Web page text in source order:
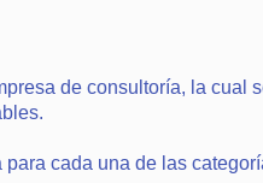
de consultoría, la cual
cada una de las